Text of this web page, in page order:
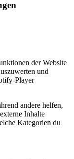
der Website
und
Player
andere helfen,
Inhalte
Kategorien du